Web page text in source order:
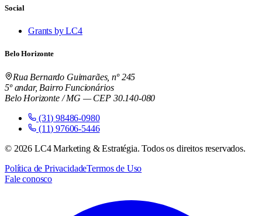
Social
Grants by LC4
Belo Horizonte
Rua Bernardo Guimarães, nº 245
5º andar, Bairro Funcionários
Belo Horizonte / MG — CEP 30.140-080
(31) 98486-0980
(11) 97606-5446
© 2026 LC4 Marketing & Estratégia. Todos os direitos reservados.
Política de PrivacidadeTermos de Uso
Fale conosco